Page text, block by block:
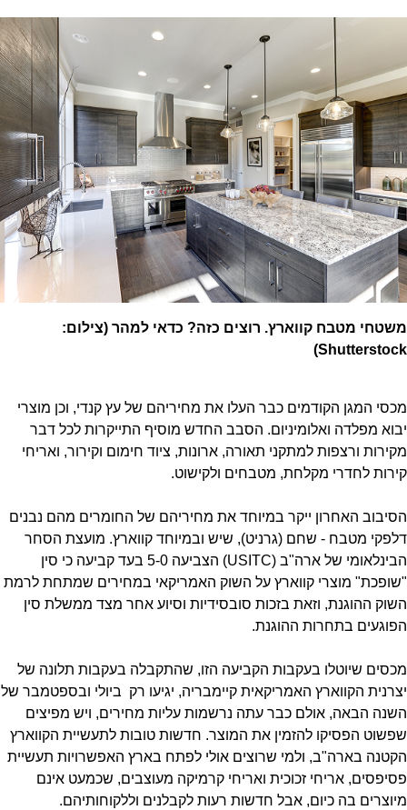
משטחי מטבח קווארץ. רוצים כזה? כדאי למהר (צילום:
Shutterstock)
מכסי המגן הקודמים כבר העלו את מחיריהם של עץ קנדי, וכן מוצרי
יבוא מפלדה ואלומיניום. הסבב החדש מוסיף התייקרות לכל דבר
מקירות ורצפות למתקני תאורה, ארונות, ציוד חימום וקירור, ואריחי
קירות לחדרי מקלחת, מטבחים ולקישוט.
הסיבוב האחרון ייקר במיוחד את מחיריהם של החומרים מהם נבנים
דלפקי מטבח - שחם (גרניט), שיש ובמיוחד קווארץ. מועצת הסחר
הבינלאומי של ארה"ב (USITC) הצביעה 5-0 בעד קביעה כי סין
"שופכת" מוצרי קווארץ על השוק האמריקאי במחירים שמתחת לרמת
השוק ההוגנת, וזאת בזכות סובסידיות וסיוע אחר מצד ממשלת סין
הפוגעים בתחרות ההוגנת.
מכסים שיוטלו בעקבות הקביעה הזו, שהתקבלה בעקבות תלונה של
יצרנית הקווארץ האמריקאית קיימבריה, יגיעו רק ביולי ובספטמבר של
השנה הבאה, אולם כבר עתה נרשמות עליות מחירים, ויש מפיצים
שפשוט הפסיקו להזמין את המוצר. חדשות טובות לתעשיית הקווארץ
הקטנה בארה"ב, ולמי שרוצים אולי לפתח בארץ האפשרויות תעשיית
פסיפסים, אריחי זכוכית ואריחי קרמיקה מעוצבים, שכמעט אינם
מיוצרים בה כיום, אבל חדשות רעות לקבלנים וללקוחותיהם.